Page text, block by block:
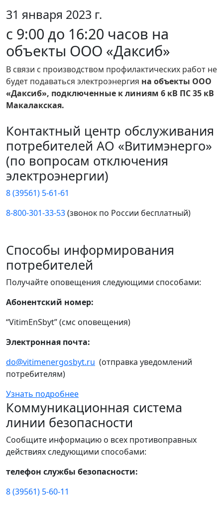
31 января 2023 г.
с 9:00 до 16:20 часов на
объекты ООО «Даксиб»
В связи с производством профилактических работ не
будет подаваться электроэнергия на объекты ООО
«Даксиб», подключенные к линиям 6 кВ ПС 35 кВ
Макалакская.
Контактный центр обслуживания
потребителей АО «Витимэнерго»
(по вопросам отключения
электроэнергии)
8 (39561) 5-61-61
8-800-301-33-53(звонок по России бесплатный)
Способы информирования
потребителей
Получайте оповещения следующими способами:
Абонентский номер:
“VitimEnSbyt” (смс оповещения)
Электронная почта:
do@vitimenergosbyt.ru (отправка уведомлений
потребителям)
Узнать подробнее
Коммуникационная система
линии безопасности
Сообщите информацию о всех противоправных
действиях следующими способами:
телефон службы безопасности:
8 (39561) 5-60-11